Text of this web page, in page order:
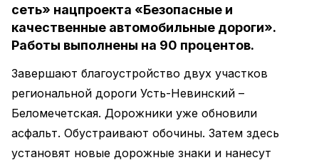
сеть» нацпроекта «Безопасные и
качественные автомобильные дороги».
Работы выполнены на 90 процентов.
Завершают благоустройство двух участков
региональной дороги Усть-Невинский –
Беломечетская. Дорожники уже обновили
асфальт. Обустраивают обочины. Затем здесь
установят новые дорожные знаки и нанесут